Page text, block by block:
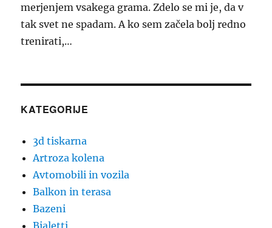
merjenjem vsakega grama. Zdelo se mi je, da v
tak svet ne spadam. A ko sem začela bolj redno
trenirati,…
KATEGORIJE
3d tiskarna
Artroza kolena
Avtomobili in vozila
Balkon in terasa
Bazeni